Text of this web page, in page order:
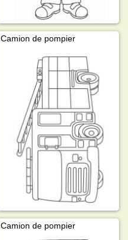
Camion de pompier
Camion de pompier